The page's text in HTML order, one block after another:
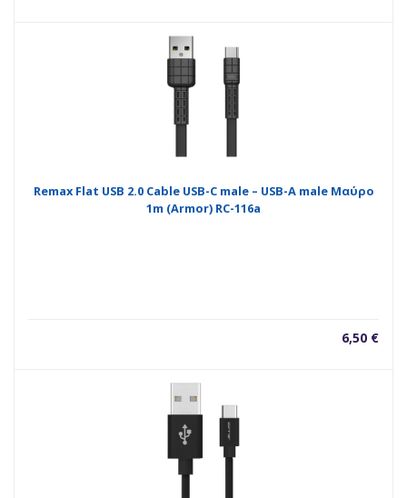
Remax Flat USB 2.0 Cable USB-C male – USB-A male Μαύρο
1m (Armor) RC-116a
6,50 €